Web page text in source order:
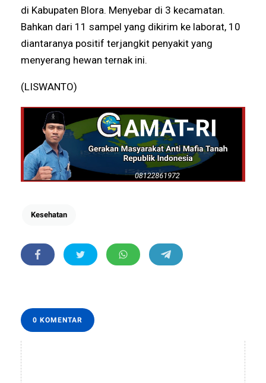
di Kabupaten Blora. Menyebar di 3 kecamatan.
Bahkan dari 11 sampel yang dikirim ke laborat, 10
diantaranya positif terjangkit penyakit yang
menyerang hewan ternak ini.
(LISWANTO)
Kesehatan
0 KOMENTAR